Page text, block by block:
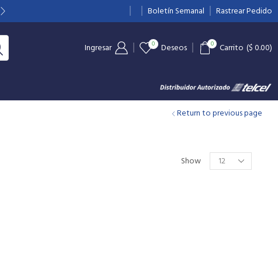
10% de Descuento en relojes Ver más
Boletín Semanal Rastrear Pedido
Ingresar 0 Deseos 0 Carrito ($ 0.00)
Return to previous page
Show